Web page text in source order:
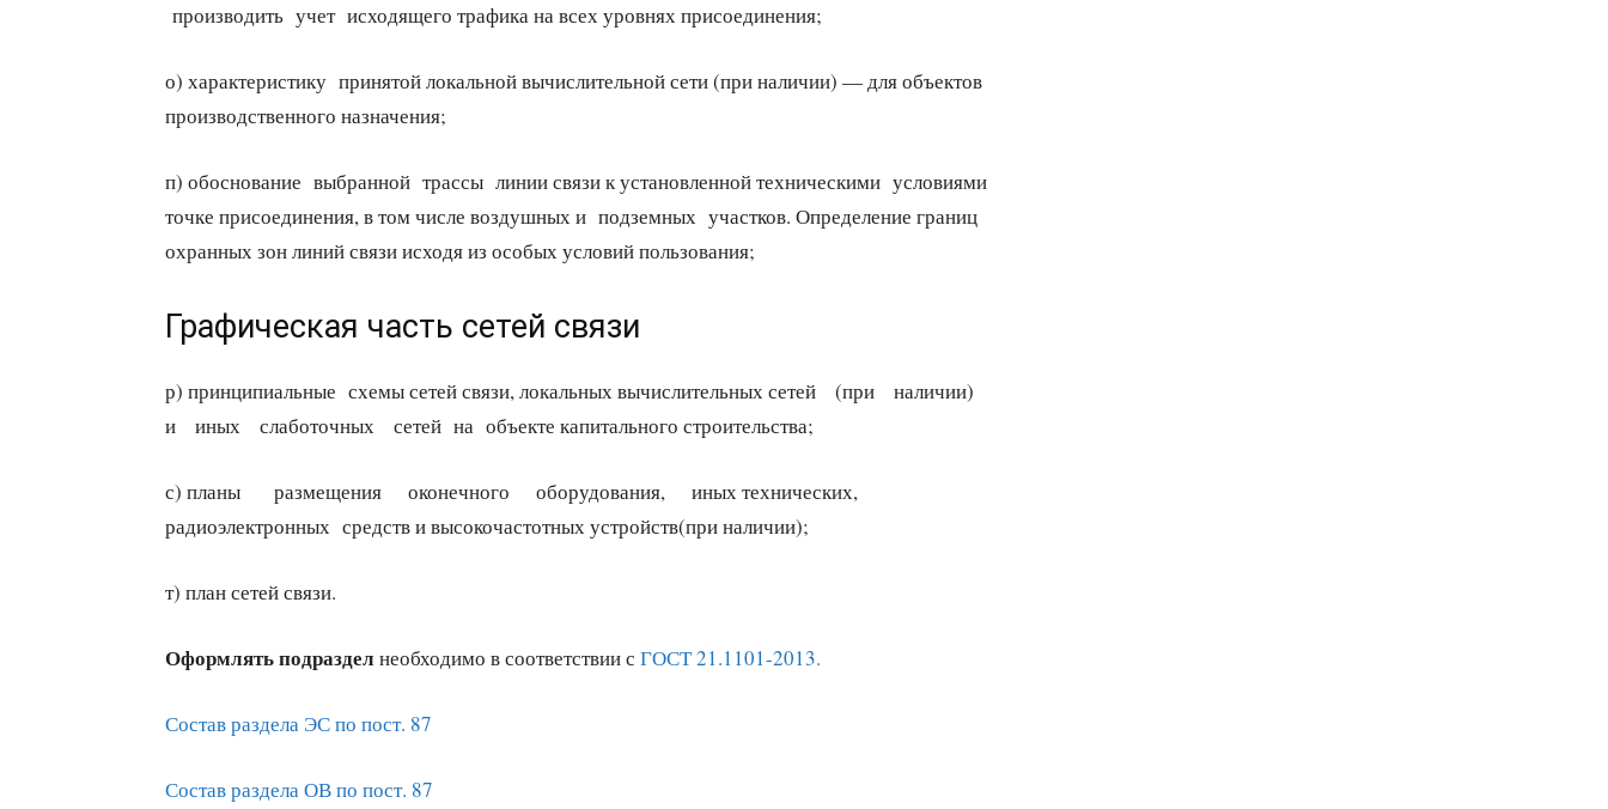
производить учет исходящего трафика на всех уровнях присоединения;
о) характеристику принятой локальной вычислительной сети (при наличии) — для объектов
производственного назначения;
п) обоснование выбранной трассы линии связи к установленной техническими условиями
точке присоединения, в том числе воздушных и подземных участков. Определение границ
охранных зон линий связи исходя из особых условий пользования;
Графическая часть сетей связи
р) принципиальные схемы сетей связи, локальных вычислительных сетей (при наличии)
и иных слаботочных сетей на объекте капитального строительства;
с) планы размещения оконечного оборудования, иных технических,
радиоэлектронных средств и высокочастотных устройств(при наличии);
т) план сетей связи.
Оформлять подраздел необходимо в соответствии с ГОСТ 21.1101-2013.
Состав раздела ЭС по пост. 87
Состав раздела ОВ по пост. 87